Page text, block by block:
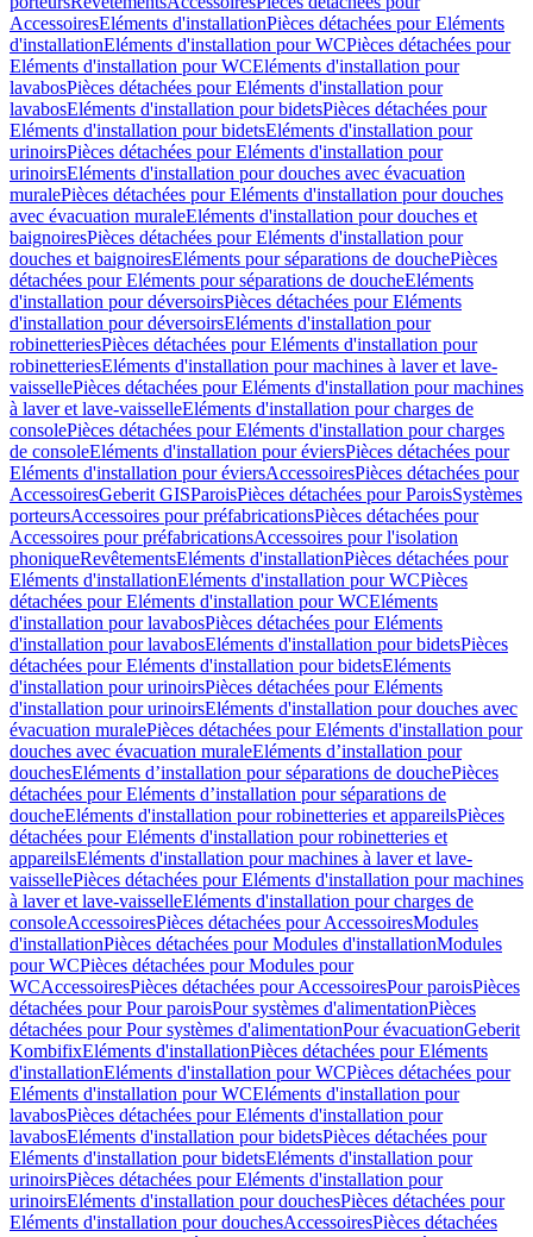
AccessoiresEléments d'installationPièces détachées pour Eléments
d'installationEléments d'installation pour WCPièces détachées pour
Eléments d'installation pour WCEléments d'installation pour
lavabosPièces détachées pour Eléments d'installation pour
lavabosEléments d'installation pour bidetsPièces détachées pour
Eléments d'installation pour bidetsEléments d'installation pour
urinoirsPièces détachées pour Eléments d'installation pour
urinoirsEléments d'installation pour douches avec évacuation
muralePièces détachées pour Eléments d'installation pour douches
avec évacuation muraleEléments d'installation pour douches et
baignoiresPièces détachées pour Eléments d'installation pour
douches et baignoiresEléments pour séparations de douchePièces
détachées pour Eléments pour séparations de doucheEléments
d'installation pour déversoirsPièces détachées pour Eléments
d'installation pour déversoirsEléments d'installation pour
robinetteriesPièces détachées pour Eléments d'installation pour
robinetteriesEléments d'installation pour machines à laver et lave-
vaissellePièces détachées pour Eléments d'installation pour machines
à laver et lave-vaisselleEléments d'installation pour charges de
consolePièces détachées pour Eléments d'installation pour charges
de consoleEléments d'installation pour éviersPièces détachées pour
Eléments d'installation pour éviersAccessoiresPièces détachées pour
AccessoiresGeberit GISParoisPièces détachées pour ParoisSystèmes
porteursAccessoires pour préfabricationsPièces détachées pour
Accessoires pour préfabricationsAccessoires pour l'isolation
phoniqueRevêtementsEléments d'installationPièces détachées pour
Eléments d'installationEléments d'installation pour WCPièces
détachées pour Eléments d'installation pour WCEléments
d'installation pour lavabosPièces détachées pour Eléments
d'installation pour lavabosEléments d'installation pour bidetsPièces
détachées pour Eléments d'installation pour bidetsEléments
d'installation pour urinoirsPièces détachées pour Eléments
d'installation pour urinoirsEléments d'installation pour douches avec
évacuation muralePièces détachées pour Eléments d'installation pour
douches avec évacuation muraleEléments d’installation pour
douchesEléments d’installation pour séparations de douchePièces
détachées pour Eléments d’installation pour séparations de
doucheEléments d'installation pour robinetteries et appareilsPièces
détachées pour Eléments d'installation pour robinetteries et
appareilsEléments d'installation pour machines à laver et lave-
vaissellePièces détachées pour Eléments d'installation pour machines
à laver et lave-vaisselleEléments d'installation pour charges de
consoleAccessoiresPièces détachées pour AccessoiresModules
d'installationPièces détachées pour Modules d'installationModules
pour WCPièces détachées pour Modules pour
WCAccessoiresPièces détachées pour AccessoiresPour paroisPièces
détachées pour Pour paroisPour systèmes d'alimentationPièces
détachées pour Pour systèmes d'alimentationPour évacuationGeberit
KombifixEléments d'installationPièces détachées pour Eléments
d'installationEléments d'installation pour WCPièces détachées pour
Eléments d'installation pour WCEléments d'installation pour
lavabosPièces détachées pour Eléments d'installation pour
lavabosEléments d'installation pour bidetsPièces détachées pour
Eléments d'installation pour bidetsEléments d'installation pour
urinoirsPièces détachées pour Eléments d'installation pour
urinoirsEléments d'installation pour douchesPièces détachées pour
Eléments d'installation pour douchesAccessoiresPièces détachées